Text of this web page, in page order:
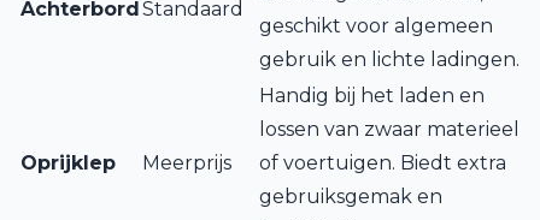
AchterbordStandaard
geschikt voor algemeen
gebruik en lichte ladingen.
Oprijklep Meerprijs
Handig bij het laden en
lossen van zwaar materieel
of voertuigen. Biedt extra
gebruiksgemak en